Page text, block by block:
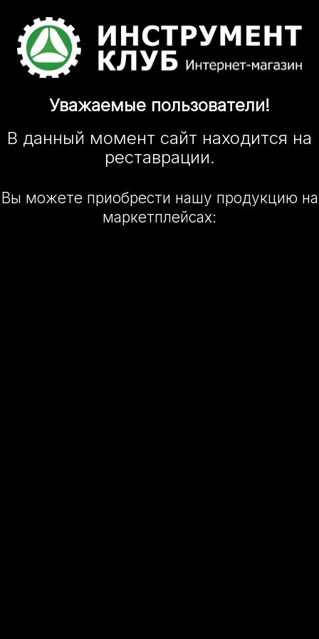
Уважаемые пользователи!
В данный момент сайт находится на
реставрации.
Вы можете приобрести нашу продукцию на
маркетплейсах: